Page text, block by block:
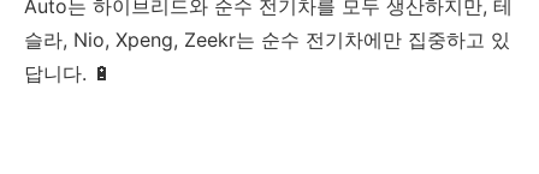
Auto는 하이브리드와 순수 전기차를 모두 생산하지만, 테
슬라, Nio, Xpeng, Zeekr는 순수 전기차에만 집중하고 있
답니다. 🔋